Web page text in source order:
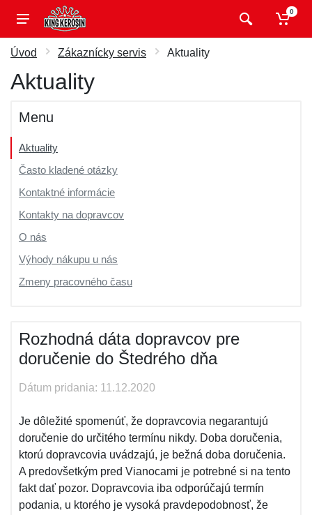
0
Úvod Zákaznícky servis Aktuality
Aktuality
Menu
Aktuality
Často kladené otázky
Kontaktné informácie
Kontakty na dopravcov
O nás
Výhody nákupu u nás
Zmeny pracovného času
Rozhodná dáta dopravcov pre
doručenie do Štedrého dňa
Dátum pridania: 11.12.2020
Je dôležité spomenúť, že dopravcovia negarantujú
doručenie do určitého termínu nikdy. Doba doručenia,
ktorú dopravcovia uvádzajú, je bežná doba doručenia.
A predovšetkým pred Vianocami je potrebné si na tento
fakt dať pozor. Dopravcovia iba odporúčajú termín
podania, u ktorého je vysoká pravdepodobnosť, že